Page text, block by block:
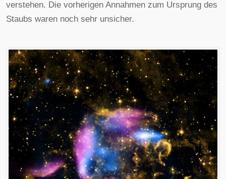
verstehen. Die vorherigen Annahmen zum Ursprung des
Staubs waren noch sehr unsicher.